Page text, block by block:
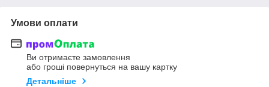
Умови оплати
Ви отримаєте замовлення
або гроші повернуться на вашу картку
Детальніше